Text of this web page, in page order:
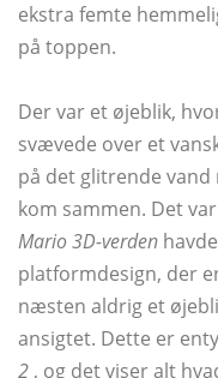
ekstra femte
på toppen.
Der var et øjeblik,
svævede over et
på det glitrende
kom sammen. Det
Mario 3D-verden
platformdesign, der
næsten aldrig et
ansigtet. Dette er
2 , og det viser alt